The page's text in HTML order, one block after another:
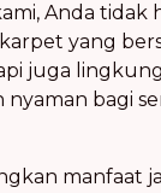
Anda tidak
yang
juga
nyaman bagi
manfaat